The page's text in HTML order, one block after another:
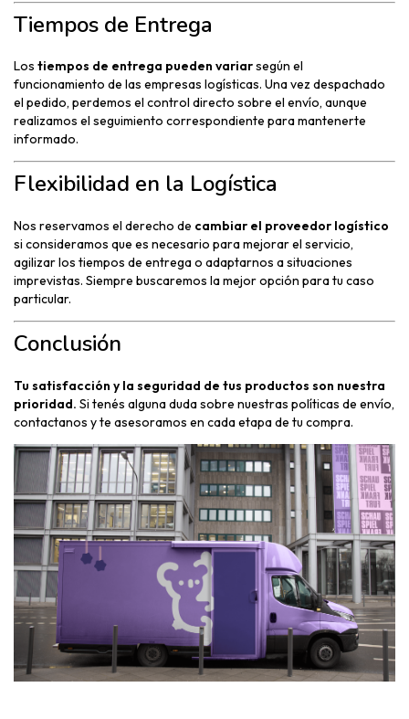
Tiempos de Entrega
Los tiempos de entrega pueden variarsegún el
funcionamiento de las empresas logísticas. Una vez despachado
el pedido, perdemos el control directo sobre el envío, aunque
realizamos el seguimiento correspondiente para mantenerte
informado.
Flexibilidad en la Logística
Nos reservamos el derecho de cambiar el proveedor logístico
si consideramos que es necesario para mejorar el servicio,
agilizar los tiempos de entrega o adaptarnos a situaciones
imprevistas. Siempre buscaremos la mejor opción para tu caso
particular.
Conclusión
Tu satisfacción y la seguridad de tus productos son nuestra
prioridad. Si tenés alguna duda sobre nuestras políticas de envío,
contactanos y te asesoramos en cada etapa de tu compra.